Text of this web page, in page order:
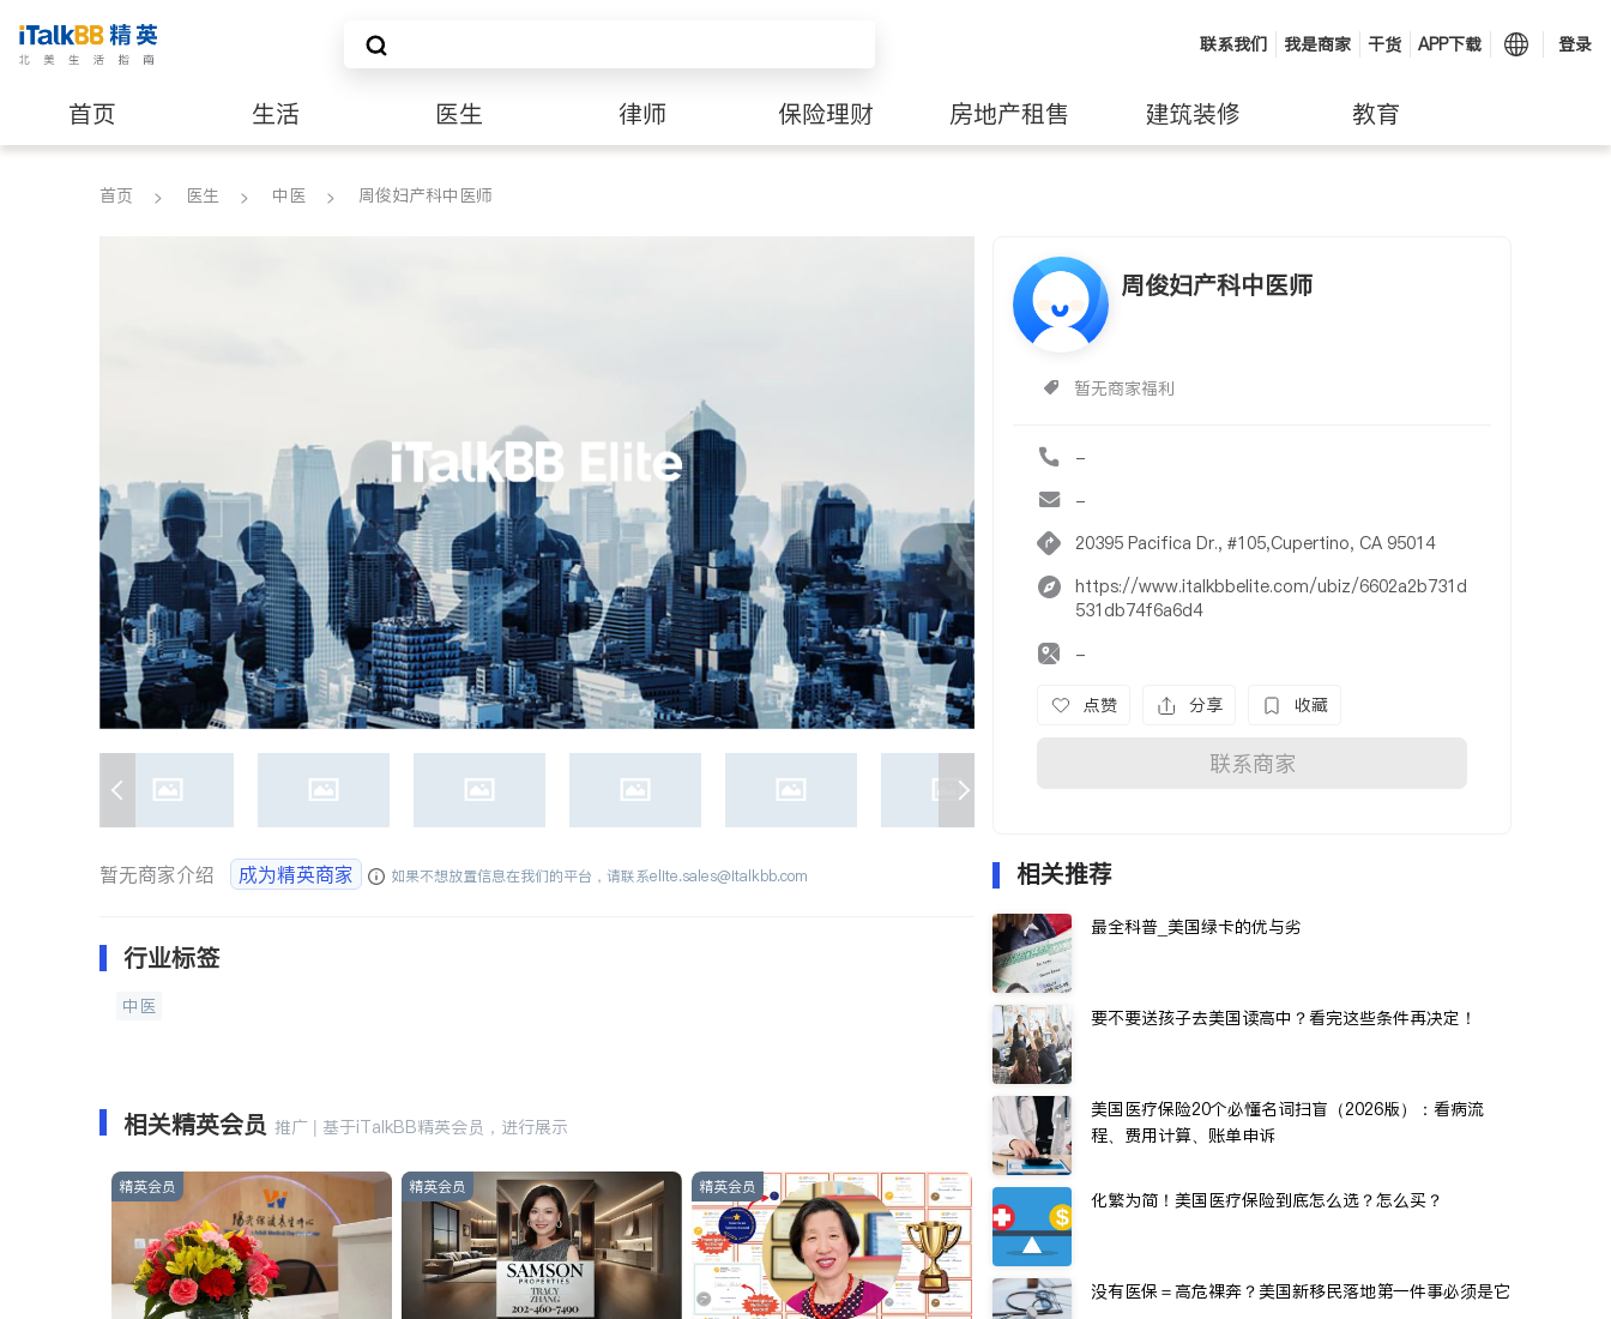
联系我们 我是商家 干货 APP下载 登录
首页 生活 医生 律师 保险理财 房地产租售 建筑装修 教育
养老 非盈利组织
首页 医生 中医 周俊妇产科中医师
周俊妇产科中医师
暂无商家福利
-
-
20395 Pacifica Dr., #105,Cupertino, CA 95014
https://www.italkbbelite.com/ubiz/6602a2b731d
531db74f6a6d4
-
点赞 分享 收藏
联系商家
暂无商家介绍 成为精英商家 如果不想放置信息在我们的平台，请联系elite.sales@italkbb.com
行业标签
中医
相关精英会员 推广 | 基于iTalkBB精英会员，进行展示
精英会员 精英会员 精英会员
相关推荐
最全科普_美国绿卡的优与劣
要不要送孩子去美国读高中？看完这些条件再决定！
美国医疗保险20个必懂名词扫盲（2026版）：看病流
程、费用计算、账单申诉
化繁为简！美国医疗保险到底怎么选？怎么买？
没有医保＝高危裸奔？美国新移民落地第一件事必须是它